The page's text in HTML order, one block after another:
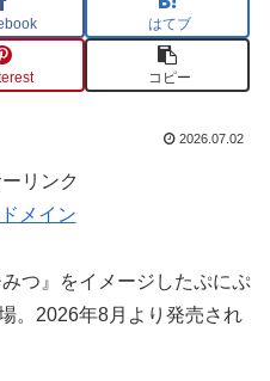
はてブ
コピー
2026.07.02
リンク
メイン
つ』をイメージしたぷにぷ
。2026年8月より発売され